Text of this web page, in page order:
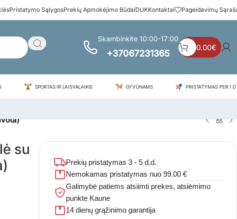
Pristatymo SąlygosPrekių Apmokėjimo BūdaiDUKKontaktai Pageidavimų
Skambinkite 10:00-17:00
+37067231365
0.00€
SPORTAS IR LAISVALAIKIS GYVŪNAMS PRISTATYMAS PER 1
su
Prekių pristatymas 3 - 5 d.d.
Nemokamas pristatymas nuo 99.00 €
Galimybė patiems atsiimti prekes, atsiėmimo
punkte Kaune
14 dienų grąžinimo garantija